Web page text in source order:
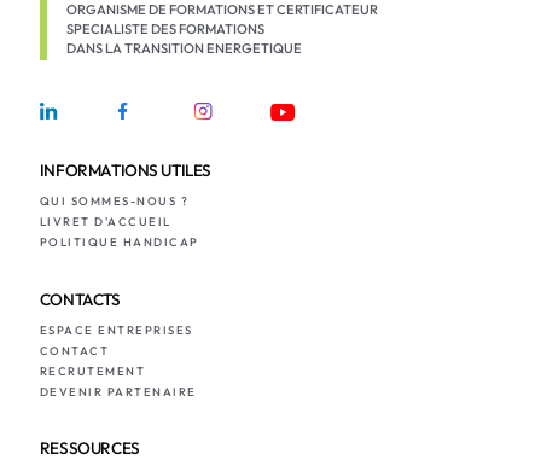
ORGANISME DE FORMATIONS ET CERTIFICATEUR
SPECIALISTE DES FORMATIONS
DANS LA TRANSITION ENERGETIQUE
INFORMATIONS UTILES
QUI SOMMES-NOUS ?
LIVRET D'ACCUEIL
POLITIQUE HANDICAP
CONTACTS
ESPACE ENTREPRISES
CONTACT
RECRUTEMENT
DEVENIR PARTENAIRE
RESSOURCES